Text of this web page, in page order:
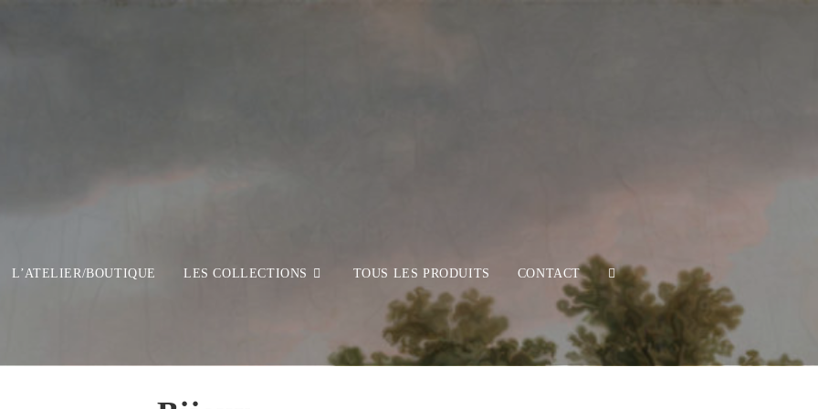
L’ATELIER/BOUTIQUE LES COLLECTIONS TOUS LES PRODUITS CONTACT TOGGLE